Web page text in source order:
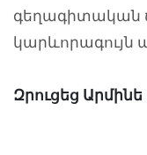
գեղագիտական
կարևորագույն
Զրուցեց